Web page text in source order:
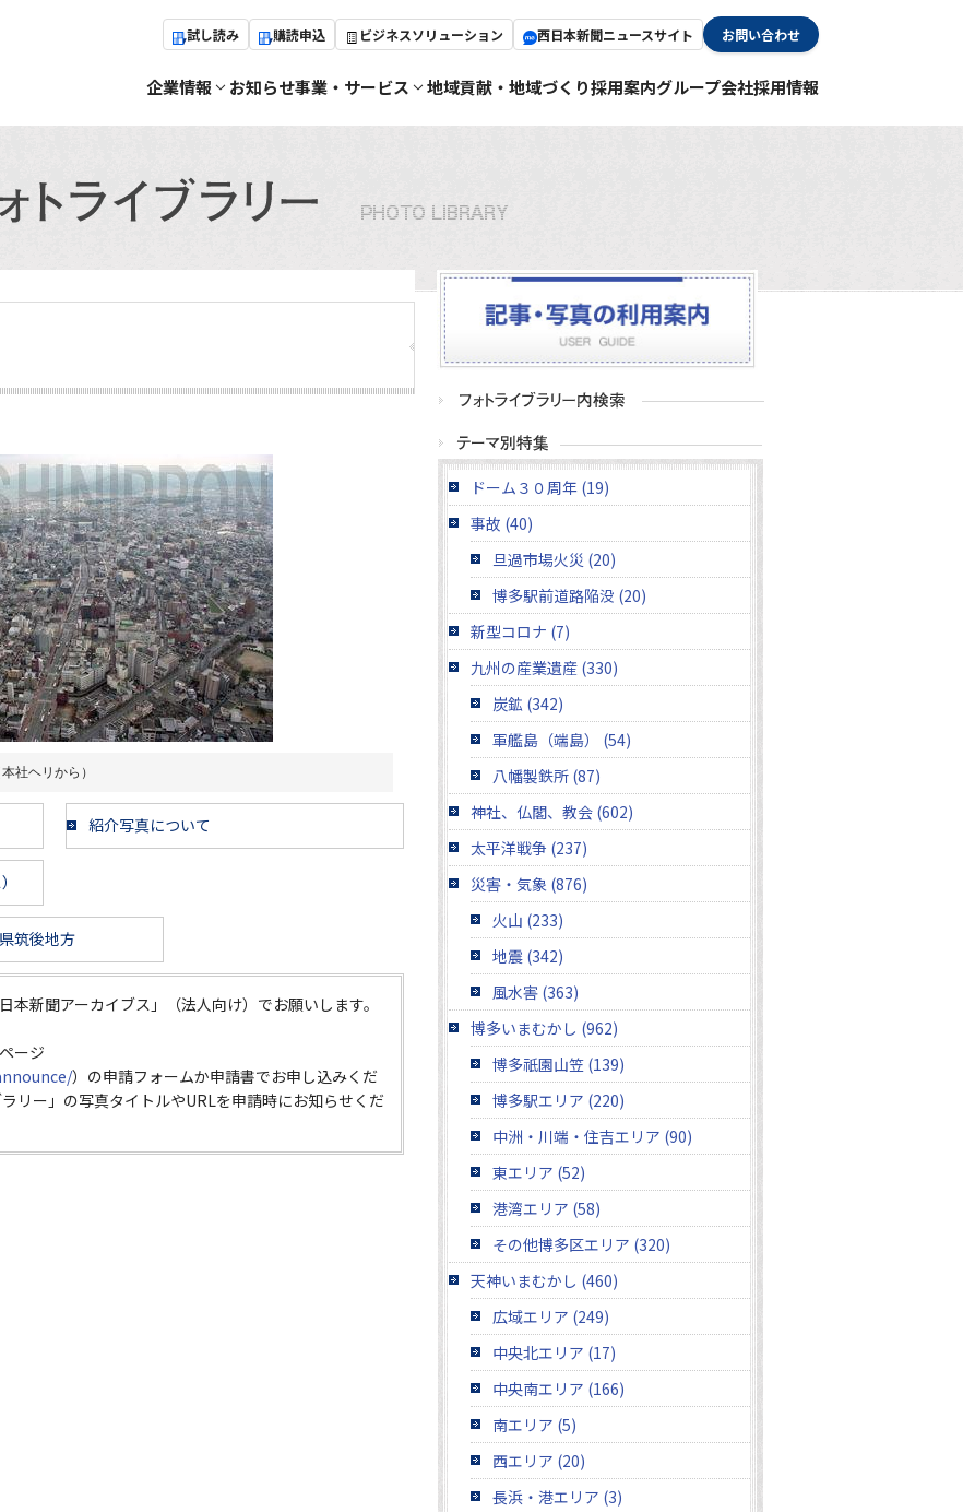
試し読み 購読申込 ビジネスソリューション 西日本新聞ニュースサイト お問い合わせ
企業情報 お知らせ事業・サービス 地域貢献・地域づくり採用案内グループ会社採用情報
社ヘリから）
紹介写真について
筑後地方
新聞アーカイブス」（法人向け）でお願いします。
ージ
）の申請フォームか申請書でお申し込みくだ
リー」の写真タイトルやURLを申請時にお知らせくだ
ドーム３０周年 (19)
事故 (40)
旦過市場火災 (20)
博多駅前道路陥没 (20)
新型コロナ (7)
九州の産業遺産 (330)
炭鉱 (342)
軍艦島（端島） (54)
八幡製鉄所 (87)
神社、仏閣、教会 (602)
太平洋戦争 (237)
災害・気象 (876)
火山 (233)
地震 (342)
風水害 (363)
博多いまむかし (962)
博多祇園山笠 (139)
博多駅エリア (220)
中洲・川端・住吉エリア (90)
東エリア (52)
港湾エリア (58)
その他博多区エリア (320)
天神いまむかし (460)
広域エリア (249)
中央北エリア (17)
中央南エリア (166)
南エリア (5)
西エリア (20)
長浜・港エリア (3)